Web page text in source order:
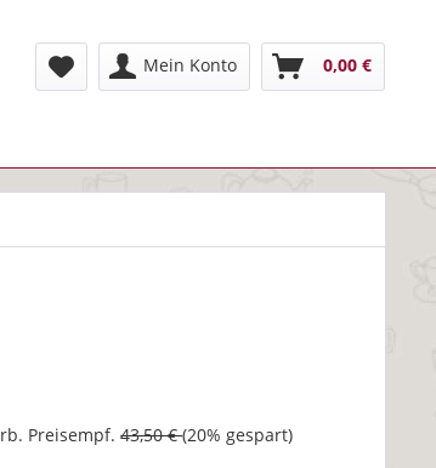
Mein Konto 0,00 €
Preisempf.43,50 €(20% gespart)